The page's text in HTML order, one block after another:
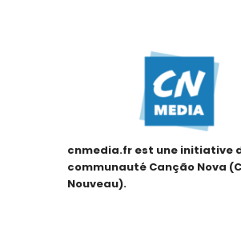
cnmedia.fr est une initiative
communauté Canção Nova
Nouveau).